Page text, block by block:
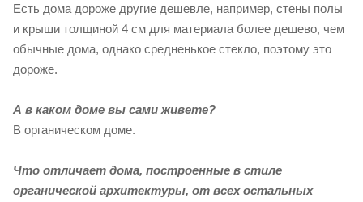
Есть дома дороже другие дешевле, например, стены полы
и крыши толщиной 4 см для материала более дешево, чем
обычные дома, однако средненькое стекло, поэтому это
дороже.
А в каком доме вы сами живете?
В органическом доме.
Что отличает дома, построенные в стиле
органической архитектуры, от всех остальных